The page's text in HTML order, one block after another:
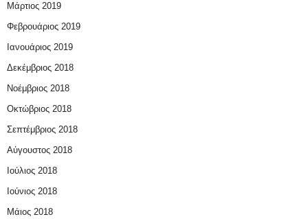
Μάρτιος 2019
Φεβρουάριος 2019
Ιανουάριος 2019
Δεκέμβριος 2018
Νοέμβριος 2018
Οκτώβριος 2018
Σεπτέμβριος 2018
Αύγουστος 2018
Ιούλιος 2018
Ιούνιος 2018
Μάιος 2018